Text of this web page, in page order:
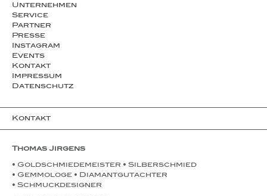
Unternehmen
Service
Partner
Presse
Instagram
Events
Kontakt
Impressum
Datenschutz
Kontakt
Thomas Jirgens
• Goldschmiedemeister • Silberschmied
• Gemmologe • Diamantgutachter
• Schmuckdesigner